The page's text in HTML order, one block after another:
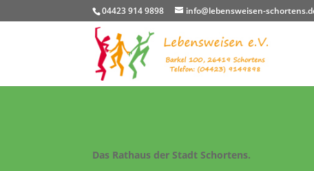
04423 914 9898 info@lebensweisen-
Das Rathaus der Stadt Schortens.